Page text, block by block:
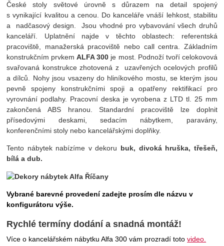
České stoly světové úrovně s důrazem na detail spojený
s vynikající kvalitou a cenou. Do kanceláře vnáší lehkost, stabilitu
a nadčasový design. Jsou vhodné pro vybavování všech druhů
kanceláří. Uplatnění najde v těchto oblastech: referentská
pracoviště, manažerská pracoviště nebo call centra. Základním
konstrukčním prvkemALFA 300 je most. Podnoží tvoří celokovová
svařovaná konstrukce zhotovená z uzavřených ocelových profilů
a dílců. Nohy jsou vsazeny do hliníkového mostu, se kterým jsou
pevně spojeny konstrukčními spoji a opatřeny rektifikací pro
vyrovnání podlahy. Pracovní deska je vyrobena z LTD tl. 25 mm
zakončená ABS hranou. Standardní pracoviště lze doplnit
přísedovými deskami, sedacím nábytkem, paravány,
konferenčními stoly nebo kancelářskými doplňky.
Tento nábytek nabízíme v dekoru buk, divoká hruška, třešeň,
bílá a dub.
Vybrané barevné provedení zadejte prosím dle názvu v
konfigurátoru výše.
Rychlé termíny dodání a snadná montáž!
Více o kancelářském nábytku Alfa 300 vám prozradí totovideo.